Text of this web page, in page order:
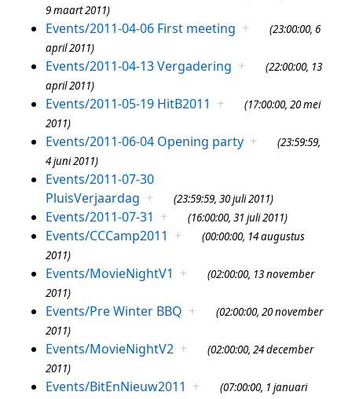
9 maart 2011)
Events/2011-04-06 First meeting +
(23:00:00, 6
april 2011)
Events/2011-04-13 Vergadering +
(22:00:00, 13
april 2011)
Events/2011-05-19 HitB2011 +
(17:00:00, 20 mei
2011)
Events/2011-06-04 Opening party +
(23:59:59,
4 juni 2011)
Events/2011-07-30
PluisVerjaardag + (23:59:59, 30 juli 2011)
Events/2011-07-31 + (16:00:00, 31 juli 2011)
Events/CCCamp2011 +
(00:00:00, 14 augustus
2011)
Events/MovieNightV1 +
(02:00:00, 13 november
2011)
Events/Pre Winter BBQ +
(02:00:00, 20 november
2011)
Events/MovieNightV2 +
(02:00:00, 24 december
2011)
Events/BitEnNieuw2011 +
(07:00:00, 1 januari